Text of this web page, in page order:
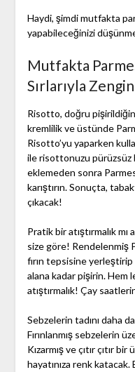
Haydi, şimdi mutfakta
yapabileceğinizi
Mutfakta
Sırlarıyla
Risotto, doğru
kremlilik ve üstünde
Risotto’yu yaparken
ile risottonuzu pürüzsüz
eklemeden sonra
karıştırın. Sonuçta,
çıkacak!
Pratik bir atıştırmalık
size göre! Rendelenmiş
fırın tepsisine yerleştirip
alana kadar pişirin. Hem
atıştırmalık! Çay
Sebzelerin tadını daha
Fırınlanmış sebzelerin
Kızarmış ve çıtır çıtır
hayatınıza renk